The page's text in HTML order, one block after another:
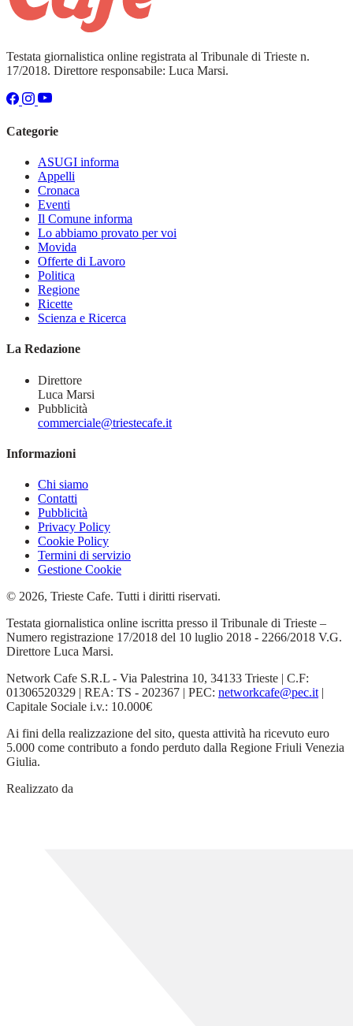
Testata giornalistica online registrata al Tribunale di Trieste n.
17/2018. Direttore responsabile: Luca Marsi.
Categorie
ASUGI informa
Appelli
Cronaca
Eventi
Il Comune informa
Lo abbiamo provato per voi
Movida
Offerte di Lavoro
Politica
Regione
Ricette
Scienza e Ricerca
La Redazione
Direttore
Luca Marsi
Pubblicità
commerciale@triestecafe.it
Informazioni
Chi siamo
Contatti
Pubblicità
Privacy Policy
Cookie Policy
Termini di servizio
Gestione Cookie
© 2026, Trieste Cafe. Tutti i diritti riservati.
Testata giornalistica online iscritta presso il Tribunale di Trieste –
Numero registrazione 17/2018 del 10 luglio 2018 - 2266/2018 V.G.
Direttore Luca Marsi.
Network Cafe S.R.L - Via Palestrina 10, 34133 Trieste | C.F:
01306520329 | REA: TS - 202367 | PEC: networkcafe@pec.it |
Capitale Sociale i.v.: 10.000€
Ai fini della realizzazione del sito, questa attività ha ricevuto euro
5.000 come contributo a fondo perduto dalla Regione Friuli Venezia
Giulia.
Realizzato da